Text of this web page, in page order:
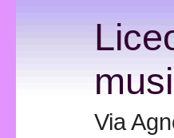
Via